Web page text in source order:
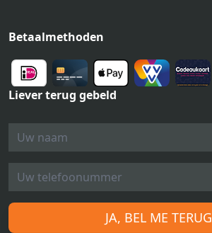
Betaalmethoden
Liever terug gebeld
JA, BEL ME TERUG